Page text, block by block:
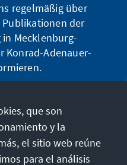
regelmäßig über
der
Mecklenburg-
Konrad-Adenauer-
que son
y la
el sitio web reúne
para el análisis